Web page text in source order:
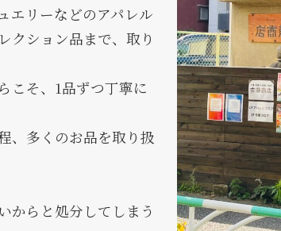
エリーなどのアパレル
クション品まで、取り
こそ、1品ずつ丁寧に
、多くのお品を取り扱
からと処分してしまう